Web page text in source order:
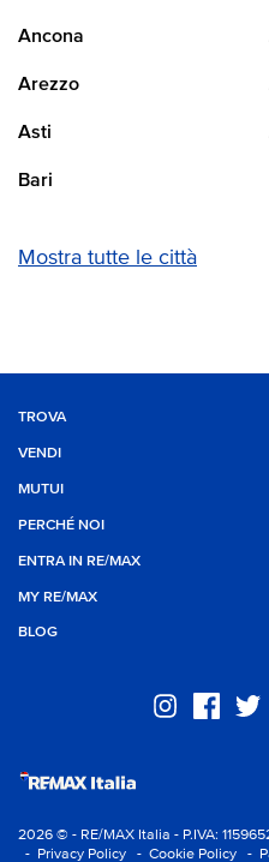
Ancona
Arezzo
Asti
Bari
Mostra tutte le città
TROVA
VENDI
MUTUI
PERCHÉ NOI
ENTRA IN RE/MAX
MY RE/MAX
BLOG
2026 © - RE/MAX Italia - P.IVA:
- Privacy Policy
- Cookie Policy -